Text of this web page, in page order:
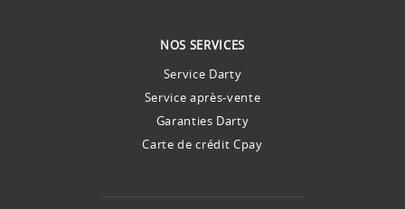
NOS SERVICES
Service Darty
Service après-vente
Garanties Darty
Carte de crédit Cpay